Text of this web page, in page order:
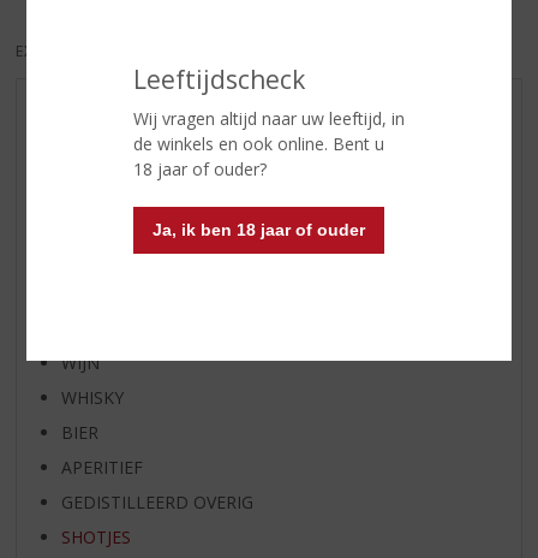
Leeftijdscheck
Wij vragen altijd naar uw leeftijd, in
de winkels en ook online. Bent u
18 jaar of ouder?
Ja, ik ben 18 jaar of ouder
EXCL. BTW
AANBIEDINGEN
WIJN VAN DE MAAND
WHISKY VAN DE MAAND
RUM VAN DE MAAND
BIER VAN DE MAAND
WIJN
WHISKY
BIER
APERITIEF
GEDISTILLEERD OVERIG
SHOTJES